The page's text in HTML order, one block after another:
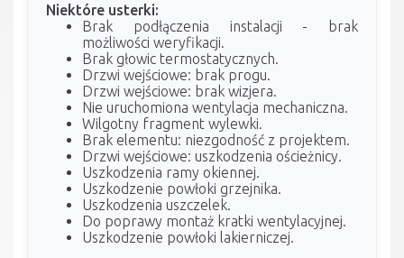
Niektóre usterki:
Brak podłączenia instalacji - brak
możliwości weryfikacji.
Brak głowic termostatycznych.
Drzwi wejściowe: brak progu.
Drzwi wejściowe: brak wizjera.
Nie uruchomiona wentylacja mechaniczna.
Wilgotny fragment wylewki.
Brak elementu: niezgodność z projektem.
Drzwi wejściowe: uszkodzenia ościeżnicy.
Uszkodzenia ramy okiennej.
Uszkodzenie powłoki grzejnika.
Uszkodzenia uszczelek.
Do poprawy montaż kratki wentylacyjnej.
Uszkodzenie powłoki lakierniczej.